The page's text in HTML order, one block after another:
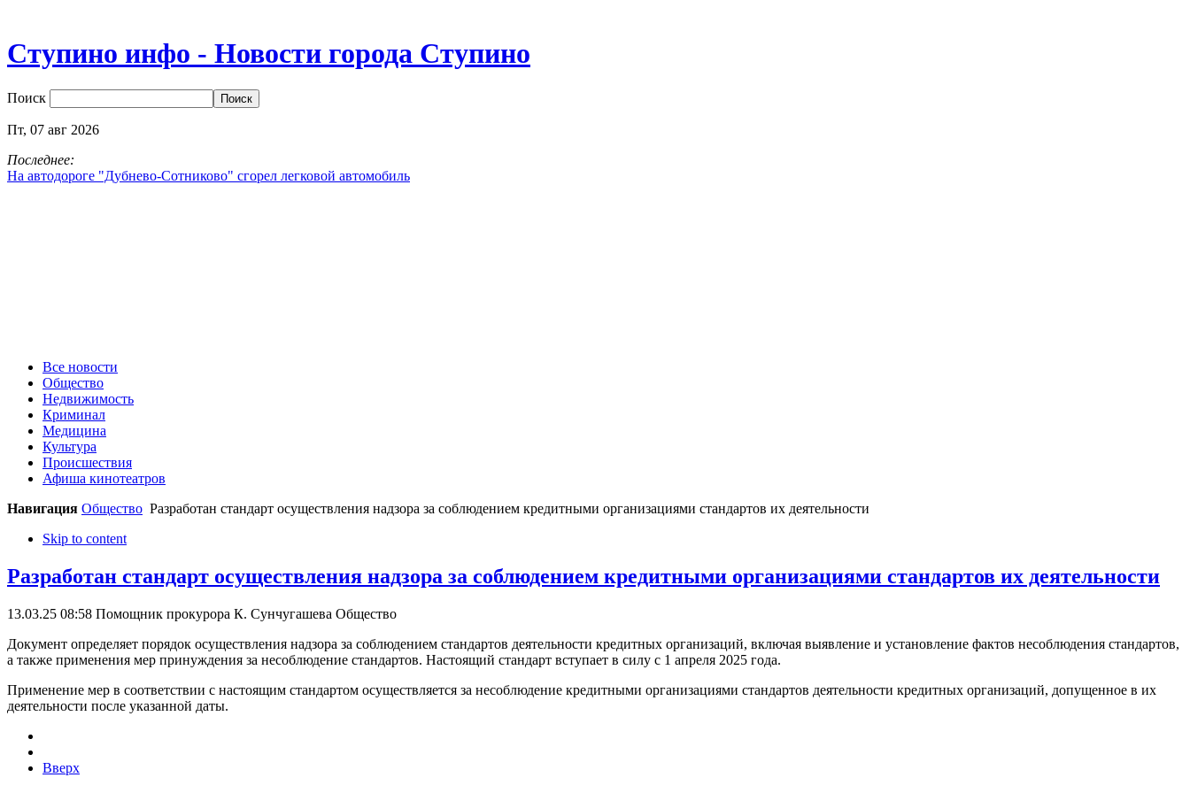
Ступино инфо - Новости города Ступино
Поиск
Пт, 07 авг 2026
Последнее:
На автодороге "Дубнево‑Сотниково" сгорел легковой автомобиль
Все новости
Общество
Недвижимость
Криминал
Медицина
Культура
Происшествия
Афиша кинотеатров
Навигация Общество Разработан стандарт осуществления надзора за соблюдением кредитными организациями стандартов их деятельности
Skip to content
Разработан стандарт осуществления надзора за соблюдением кредитными организациями стандартов их деятельности
13.03.25 08:58 Помощник прокурора К. Сунчугашева Общество
Документ определяет порядок осуществления надзора за соблюдением стандартов деятельности кредитных организаций, включая выявление и установление фактов несоблюдения стандартов,
а также применения мер принуждения за несоблюдение стандартов. Настоящий стандарт вступает в силу с 1 апреля 2025 года.
Применение мер в соответствии с настоящим стандартом осуществляется за несоблюдение кредитными организациями стандартов деятельности кредитных организаций, допущенное в их
деятельности после указанной даты.
Вверх